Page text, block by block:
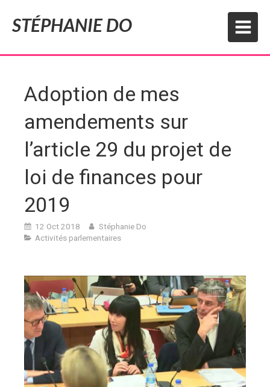
STÉPHANIE DO
Adoption de mes
amendements sur
l’article 29 du projet de
loi de finances pour
2019
12 Oct 2018
Stéphanie Do
Activités parlementaires